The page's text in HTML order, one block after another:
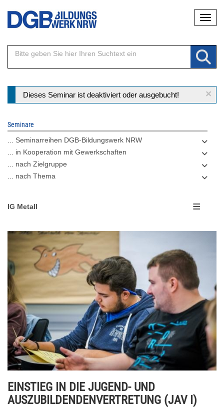
Direkt
Inhalt
×
Statusmeldung
Dieses Seminar ist deaktiviert oder ausgebucht!
Seminare
... Seminarreihen DGB-Bildungswerk NRW
... in Kooperation mit Gewerkschaften
... nach Zielgruppe
... nach Thema
IG Metall
EINSTIEG IN DIE JUGEND- UND
AUSZUBILDENDENVERTRETUNG (JAV I)